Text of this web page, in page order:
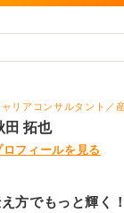
ャリアコンサルタント／
田 拓也
ロフィールを見る
え方でもっと輝く